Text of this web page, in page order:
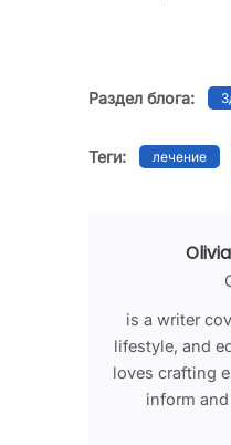
Раздел блога:
Теги: лечение
is a writer
lifestyle, and
loves crafting
inform